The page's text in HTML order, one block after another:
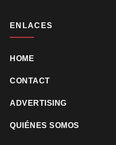
ENLACES
HOME
CONTACT
ADVERTISING
QUIÉNES SOMOS